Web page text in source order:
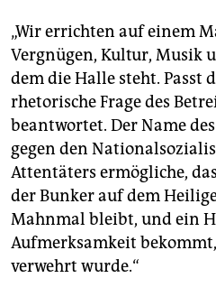
„Wir errichten auf einem
Vergnügen, Kultur, Musik
dem die Halle steht. Passt
rhetorische Frage des
beantwortet. Der Name
gegen den
Attentäters ermögliche,
der Bunker auf dem
Mahnmal bleibt, und ein
Aufmerksamkeit
verwehrt wurde.“